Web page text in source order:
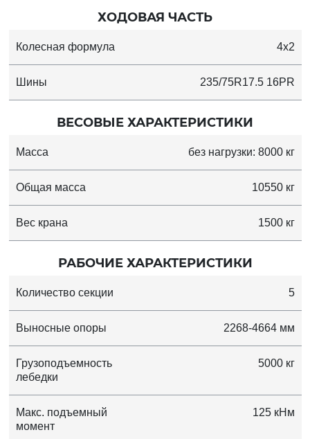
ХОДОВАЯ ЧАСТЬ
Колесная формула 4x2
Шины 235/75R17.5 16PR
ВЕСОВЫЕ ХАРАКТЕРИСТИКИ
Масса без нагрузки: 8000 кг
Общая масса 10550 кг
Вес крана 1500 кг
РАБОЧИЕ ХАРАКТЕРИСТИКИ
Количество секции 5
Выносные опоры 2268-4664 мм
Грузоподъемность
лебедки
5000 кг
Макс. подъемный
момент
125 кНм